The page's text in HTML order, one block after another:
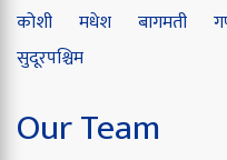
कोशी मधेश बागमती
सुदूरपश्चिम
Our Team